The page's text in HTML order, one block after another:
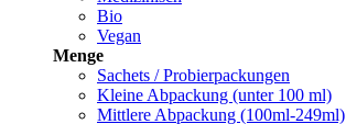
Bio
Vegan
Menge
Sachets / Probierpackungen
Kleine Abpackung (unter 100 ml)
Mittlere Abpackung (100ml-249ml)